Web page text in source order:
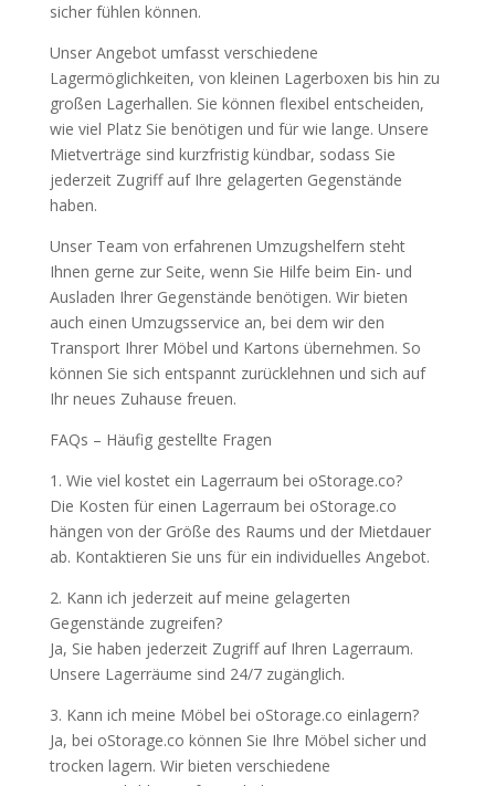
sicher fühlen können.
Unser Angebot umfasst verschiedene
Lagermöglichkeiten, von kleinen Lagerboxen bis hin zu
großen Lagerhallen. Sie können flexibel entscheiden,
wie viel Platz Sie benötigen und für wie lange. Unsere
Mietverträge sind kurzfristig kündbar, sodass Sie
jederzeit Zugriff auf Ihre gelagerten Gegenstände
haben.
Unser Team von erfahrenen Umzugshelfern steht
Ihnen gerne zur Seite, wenn Sie Hilfe beim Ein- und
Ausladen Ihrer Gegenstände benötigen. Wir bieten
auch einen Umzugsservice an, bei dem wir den
Transport Ihrer Möbel und Kartons übernehmen. So
können Sie sich entspannt zurücklehnen und sich auf
Ihr neues Zuhause freuen.
FAQs – Häufig gestellte Fragen
1. Wie viel kostet ein Lagerraum bei oStorage.co?
Die Kosten für einen Lagerraum bei oStorage.co
hängen von der Größe des Raums und der Mietdauer
ab. Kontaktieren Sie uns für ein individuelles Angebot.
2. Kann ich jederzeit auf meine gelagerten
Gegenstände zugreifen?
Ja, Sie haben jederzeit Zugriff auf Ihren Lagerraum.
Unsere Lagerräume sind 24/7 zugänglich.
3. Kann ich meine Möbel bei oStorage.co einlagern?
Ja, bei oStorage.co können Sie Ihre Möbel sicher und
trocken lagern. Wir bieten verschiedene